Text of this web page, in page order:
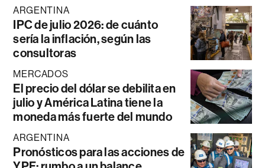
ARGENTINA
IPC de julio 2026: de cuánto
sería la inflación, según las
consultoras
MERCADOS
El precio del dólar se debilita en
julio y América Latina tiene la
moneda más fuerte del mundo
ARGENTINA
Pronósticos para las acciones de